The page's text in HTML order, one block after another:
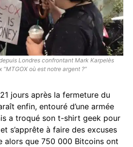
Londres confrontant Mark Karpelès
“MTGOX où est notre argent ?”
jours après la fermeture du
enfin, entouré d’une armée
a troqué son t-shirt geek pour
s’apprête à faire des excuses
alors que 750 000 Bitcoins ont